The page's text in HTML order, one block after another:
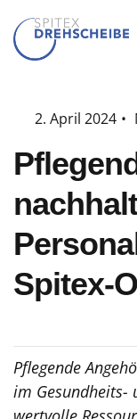
2. April 2024 •
Spitex-
Pflegende
im Gesundheits-